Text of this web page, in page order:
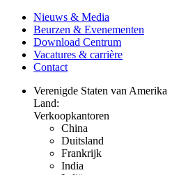
Nieuws & Media
Beurzen & Evenementen
Download Centrum
Vacatures & carrière
Contact
Verenigde Staten van Amerika
Land:
Verkoopkantoren
China
Duitsland
Frankrijk
India